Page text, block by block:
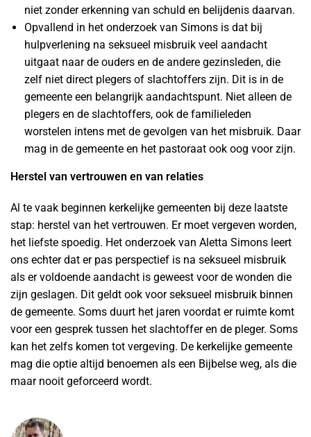
niet zonder erkenning van schuld en belijdenis daarvan.
Opvallend in het onderzoek van Simons is dat bij
hulpverlening na seksueel misbruik veel aandacht
uitgaat naar de ouders en de andere gezinsleden, die
zelf niet direct plegers of slachtoffers zijn. Dit is in de
gemeente een belangrijk aandachtspunt. Niet alleen de
plegers en de slachtoffers, ook de familieleden
worstelen intens met de gevolgen van het misbruik. Daar
mag in de gemeente en het pastoraat ook oog voor zijn.
Herstel van vertrouwen en van relaties
Al te vaak beginnen kerkelijke gemeenten bij deze laatste
stap: herstel van het vertrouwen. Er moet vergeven worden,
het liefste spoedig. Het onderzoek van Aletta Simons leert
ons echter dat er pas perspectief is na seksueel misbruik
als er voldoende aandacht is geweest voor de wonden die
zijn geslagen. Dit geldt ook voor seksueel misbruik binnen
de gemeente. Soms duurt het jaren voordat er ruimte komt
voor een gesprek tussen het slachtoffer en de pleger. Soms
kan het zelfs komen tot vergeving. De kerkelijke gemeente
mag die optie altijd benoemen als een Bijbelse weg, als die
maar nooit geforceerd wordt.